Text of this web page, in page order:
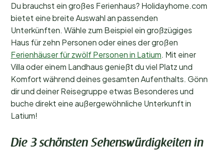
Du brauchst ein großes Ferienhaus? Holidayhome.com
bietet eine breite Auswahl an passenden
Unterkünften. Wähle zum Beispiel ein großzügiges
Haus für zehn Personen oder eines der großen
Ferienhäuser für zwölf Personen in Latium. Mit einer
Villa oder einem Landhaus genießt du viel Platz und
Komfort während deines gesamten Aufenthalts. Gönn
dir und deiner Reisegruppe etwas Besonderes und
buche direkt eine außergewöhnliche Unterkunft in
Latium!
Die 3 schönsten Sehenswürdigkeiten in